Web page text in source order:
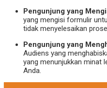
Pengunjung yang
yang mengisi formulir
tidak menyelesaikan
Pengunjung yang
Audiens yang
yang menunjukkan minat
Anda.